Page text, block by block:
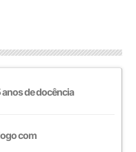
de docência
com